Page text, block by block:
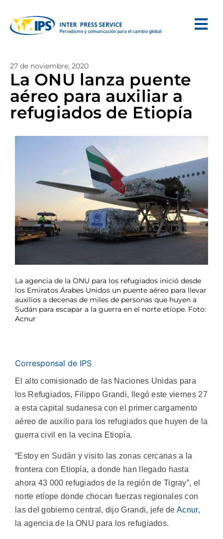
27 de noviembre, 2020
La ONU lanza puente
aéreo para auxiliar a
refugiados de Etiopía
La agencia de la ONU para los refugiados inició desde
los Emiratos Árabes Unidos un puente aéreo para llevar
auxilios a decenas de miles de personas que huyen a
Sudán para escapar a la guerra en el norte etíope. Foto:
Acnur
Corresponsal de IPS
El alto comisionado de las Naciones Unidas para
los Refugiados, Filippo Grandi, llegó este viernes 27
a esta capital sudanesa con el primer cargamento
aéreo de auxilio para los refugiados que huyen de la
guerra civil en la vecina Etiopía.
“Estoy en Sudán y visito las zonas cercanas a la
frontera con Etiopía, a donde han llegado hasta
ahora 43 000 refugiados de la región de Tigray”, el
norte etíope donde chocan fuerzas regionales con
las del gobierno central, dijo Grandi, jefe deAcnur,
la agencia de la ONU para los refugiados.